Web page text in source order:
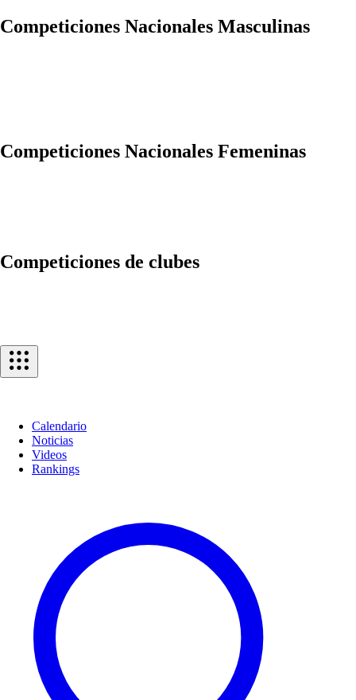
Competiciones Nacionales Masculinas
Competiciones Nacionales Femeninas
Competiciones de clubes
Calendario
Noticias
Videos
Rankings